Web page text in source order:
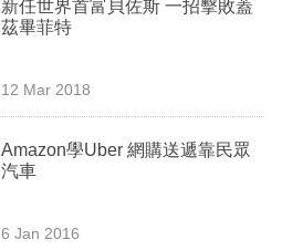
新任世界首富貝佐斯 一招擊敗蓋
茲畢菲特
12 Mar 2018
Amazon學Uber 網購送遞靠民眾
汽車
6 Jan 2016